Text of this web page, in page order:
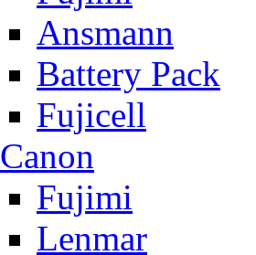
Ansmann
Battery Pack
Fujicell
Canon
Fujimi
Lenmar